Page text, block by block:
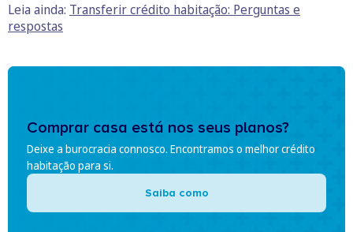
Leia ainda: Transferir crédito habitação: Perguntas e
respostas
Comprar casa está nos seus planos?
Deixe a burocracia connosco. Encontramos o melhor crédito
habitação para si.
Saiba como